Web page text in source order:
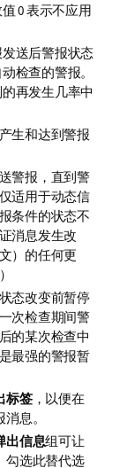
0 表示不应用
送后警报状态
检查的警报。
再发生几率中
生和达到警报
警报，直到警
适用于动态信
条件的状态不
消息发生改
）的任何更
态改变前暂停
次检查期间警
的某次检查中
最强的警报暂
标签，以便在
息。
出信息组可让
勾选此替代选